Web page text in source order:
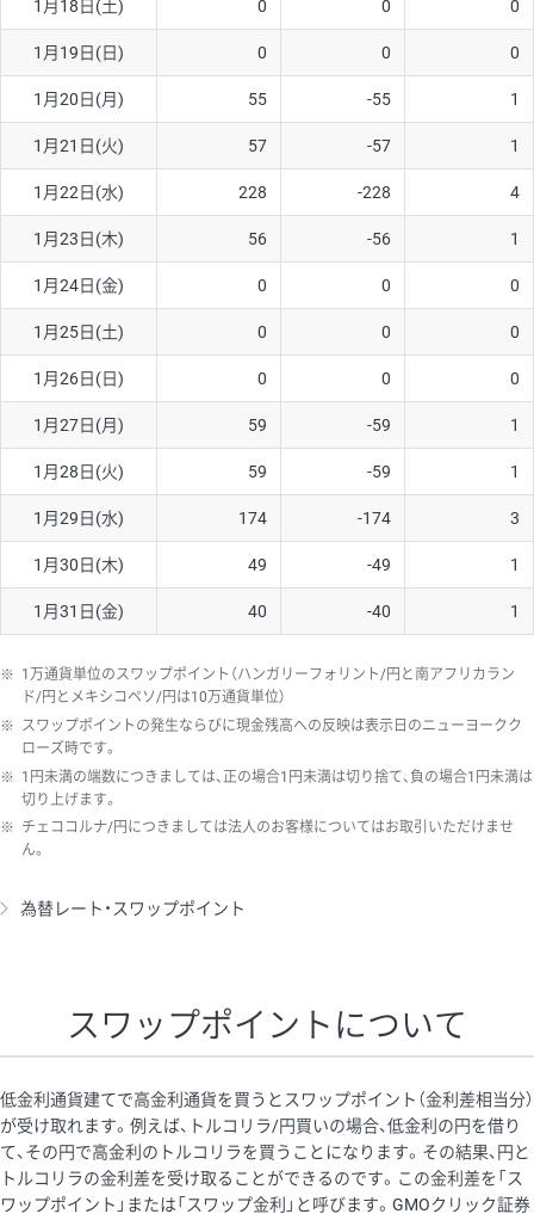
ソ/円は10万通貨単位。
1月18日(土) 0 0 0
1月19日(日) 0 0 0
1月20日(月) 55 -55 1
1月21日(火) 57 -57 1
1月22日(水) 228 -228 4
1月23日(木) 56 -56 1
1月24日(金) 0 0 0
1月25日(土) 0 0 0
1月26日(日) 0 0 0
1月27日(月) 59 -59 1
1月28日(火) 59 -59 1
1月29日(水) 174 -174 3
1月30日(木) 49 -49 1
1月31日(金) 40 -40 1
※ 1万通貨単位のスワップポイント（ハンガリーフォリント/円と南アフリカラン
ド/円とメキシコペソ/円は10万通貨単位）
※ スワップポイントの発生ならびに現金残高への反映は表示日のニューヨークク
ローズ時です。
※ 1円未満の端数につきましては、正の場合1円未満は切り捨て、負の場合1円未満は
切り上げます。
※ チェココルナ/円につきましては法人のお客様についてはお取引いただけませ
ん。
為替レート・スワップポイント
スワップポイントについて
低金利通貨建てで高金利通貨を買うとスワップポイント（金利差相当分）
が受け取れます。例えば、トルコリラ/円買いの場合、低金利の円を借り
て、その円で高金利のトルコリラを買うことになります。その結果、円と
トルコリラの金利差を受け取ることができるのです。この金利差を「ス
ワップポイント」または「スワップ金利」と呼びます。GMOクリック証券